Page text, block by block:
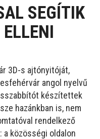
SEGÍTIK
3D-s ajtónyitóját,
angol nyelvű
készítettek
hazánkban is, nem
rendelkező
a közösségi oldalon